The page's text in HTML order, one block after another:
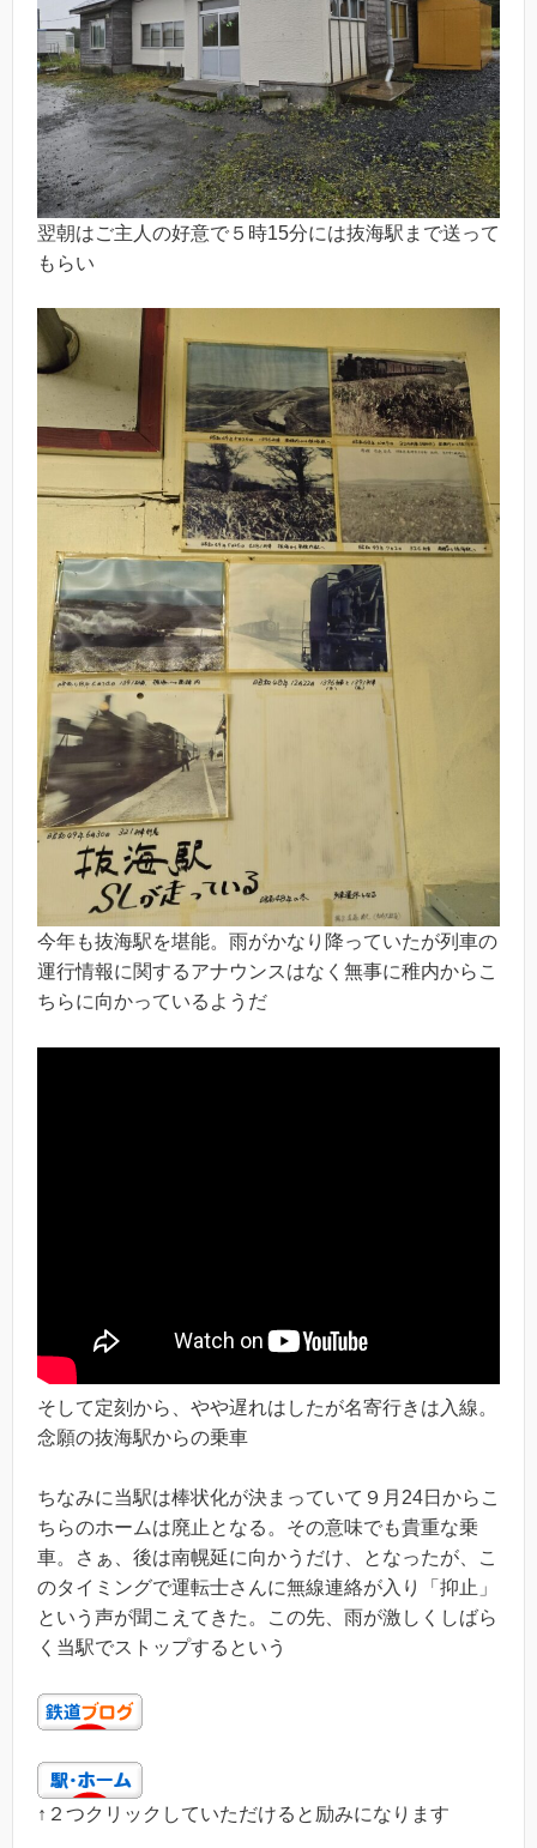
翌朝はご主人の好意で５時15分には抜海駅まで送って
もらい
今年も抜海駅を堪能。雨がかなり降っていたが列車の
運行情報に関するアナウンスはなく無事に稚内からこ
ちらに向かっているようだ
そして定刻から、やや遅れはしたが名寄行きは入線。
念願の抜海駅からの乗車
ちなみに当駅は棒状化が決まっていて９月24日からこ
ちらのホームは廃止となる。その意味でも貴重な乗
車。さぁ、後は南幌延に向かうだけ、となったが、こ
のタイミングで運転士さんに無線連絡が入り「抑止」
という声が聞こえてきた。この先、雨が激しくしばら
く当駅でストップするという
↑２つクリックしていただけると励みになります